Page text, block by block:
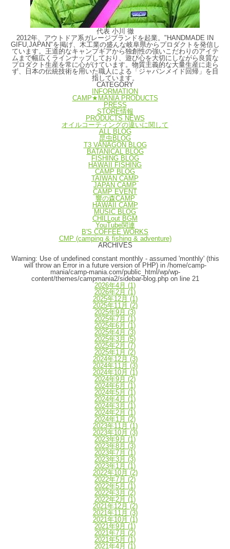
代表 小川 徹
2012年、アウトドア系ガレージブランドを起業。"HANDMADE IN
GIFU,JAPAN"を掲げ、木工業の盛んな岐阜県からプロダクトを発信し
ています。王道的なキャンプギアから独創性の強いこだわりのアイテ
ムまで幅広くラインナップしており、遊び心を大切にしながら良質な
プロダクト生産を常に心がけています。物質主義的な大量生産に走ら
ず、日本の伝統技術を用いた職人による「ジャパンメイド回帰」を目
指しています。
CATEGORY
INFORMATION
CAMP★MANIA PRODUCTS
PRESS
STORE情報
PRODUCTS NEWS
オイルコーティングの違いに関して
ALL BLOG
昆虫BLOG
T3 VANAGON BLOG
BATANICAL BLOG
FISHING BLOG
HAWAII FISHING
CAMP BLOG
TAIWAN CAMP
JAPAN CAMP
CAMP EVENT
響の森CAMP
HAWAII CAMP
MUSIC BLOG
CHILLout BGM
YouTube関連
B'S COFFEE WORKS
CMP (camping & fishing & adventure)
ARCHIVES
Warning: Use of undefined constant monthly - assumed 'monthly' (this
will throw an Error in a future version of PHP) in /home/camp-
mania/camp-mania.com/public_html/wp/wp-
content/themes/campmania2/sidebar-blog.phpon line 21
2026年4月 (1)
2026年2月 (1)
2025年12月 (1)
2025年11月 (2)
2025年9月 (3)
2025年7月 (1)
2025年6月 (1)
2025年4月 (3)
2025年3月 (5)
2025年2月 (7)
2025年1月 (2)
2024年12月 (3)
2024年11月 (3)
2024年10月 (1)
2024年9月 (2)
2024年6月 (1)
2024年5月 (1)
2024年4月 (1)
2024年3月 (1)
2024年2月 (1)
2024年1月 (2)
2023年11月 (1)
2023年10月 (3)
2023年9月 (1)
2023年8月 (3)
2023年7月 (1)
2023年3月 (3)
2023年1月 (1)
2022年10月 (2)
2022年7月 (2)
2022年5月 (1)
2022年3月 (2)
2022年2月 (1)
2021年12月 (2)
2021年11月 (3)
2021年10月 (1)
2021年9月 (1)
2021年7月 (2)
2021年5月 (1)
2021年4月 (1)